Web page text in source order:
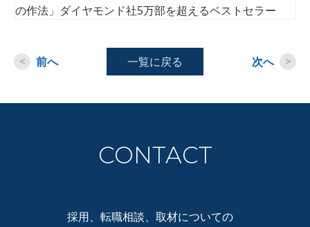
の作法」ダイヤモンド社5万部を超えるベストセラー
< 前へ 一覧に戻る 次へ >
CONTACT
採用、転職相談、取材についての